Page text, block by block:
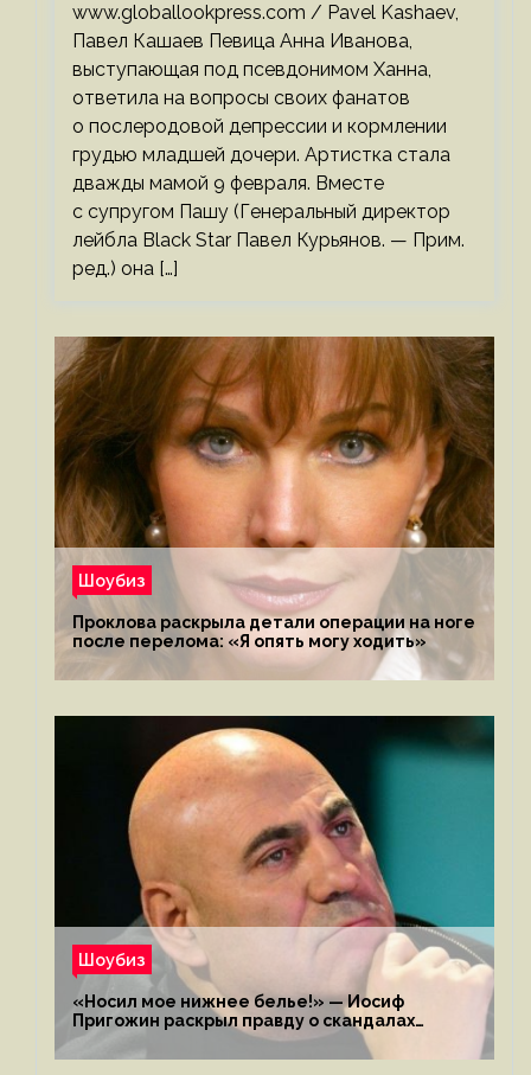
www.globallookpress.com / Pavel Kashaev,
Павел Кашаев Певица Анна Иванова,
выступающая под псевдонимом Ханна,
ответила на вопросы своих фанатов
о послеродовой депрессии и кормлении
грудью младшей дочери. Артистка стала
дважды мамой 9 февраля. Вместе
с супругом Пашу (Генеральный директор
лейбла Black Star Павел Курьянов. — Прим.
ред.) она […]
Шоубиз
Проклова раскрыла детали операции на ноге
после перелома: «Я опять могу ходить»
Шоубиз
«Носил мое нижнее белье!» — Иосиф
Пригожин раскрыл правду о скандалах
с мужем своей экс-жены